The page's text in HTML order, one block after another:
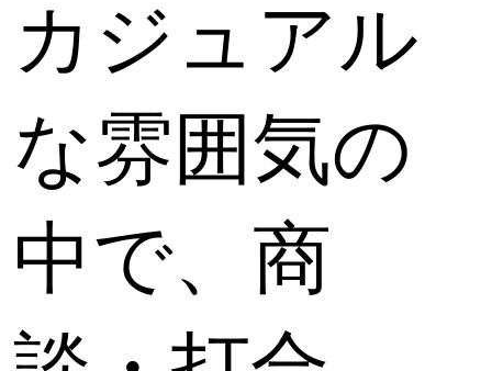
カジュアル
な雰囲気の
中で、商